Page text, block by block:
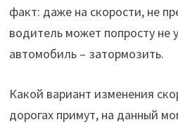
факт: даже на скорости, не
водитель может попросту не
автомобиль – затормозить.
Какой вариант изменения
дорогах примут, на данный